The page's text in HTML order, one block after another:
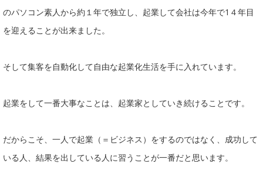
のパソコン素人から約１年で独立し、起業して会社は今年で1４年目
を迎えることが出来ました。
そして集客を自動化して自由な起業化生活を手に入れています。
起業をして一番大事なことは、起業家としていき続けることです。
だからこそ、一人で起業（＝ビジネス）をするのではなく、成功して
いる人、結果を出している人に習うことが一番だと思います。